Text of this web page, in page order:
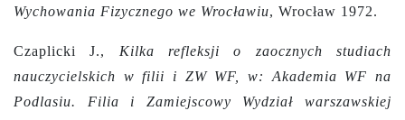
Wychowania Fizycznego we Wrocławiu, Wrocław 1972.
Czaplicki J., Kilka refleksji o zaocznych studiach
nauczycielskich w filii i ZW WF, w: Akademia WF na
Podlasiu. Filia i Zamiejscowy Wydział warszawskiej